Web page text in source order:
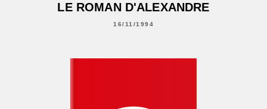
LE ROMAN D'ALEXANDRE
16/11/1994